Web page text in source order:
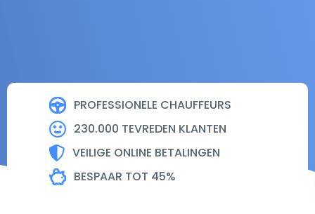
PROFESSIONELE CHAUFFEURS
230.000 TEVREDEN KLANTEN
VEILIGE ONLINE BETALINGEN
BESPAAR TOT 45%